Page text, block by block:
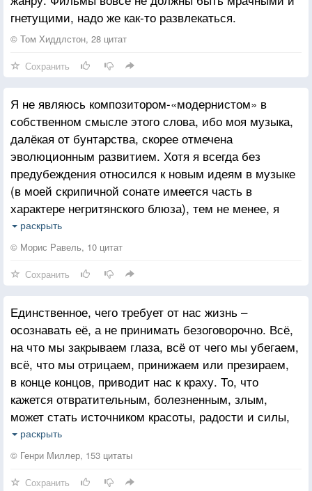
гнетущими, надо же как-то развлекаться.
© Том Хиддлстон, 28 цитат
Сохранить
Я не являюсь композитором-«модернистом» в
собственном смысле этого слова, ибо моя музыка,
далёкая от бунтарства, скорее отмечена
эволюционным развитием. Хотя я всегда без
предубеждения относился к новым идеям в музыке
(в моей скрипичной сонате имеется часть в
характере негритянского блюза), тем не менее, я
никогда не пытался опровергать установленные
законы гармонии и композиции. Наоборот, я всегда
(никогда не перестаю учиться у Моцарта!), и моя
музыка в своей основе опирается на традиции
прошлого и вырастает из них.
раскрыть
© Морис Равель, 10 цитат
Сохранить
Единственное, чего требует от нас жизнь –
осознавать её, а не принимать безоговорочно. Всё,
на что мы закрываем глаза, всё от чего мы убегаем,
всё, что мы отрицаем, принижаем или презираем,
в конце концов, приводит нас к краху. То, что
кажется отвратительным, болезненным, злым,
может стать источником красоты, радости и силы,
если взглянуть на это без предубеждения, каждая
секунда может стать прекрасной для того, кто
раскрыть
© Генри Миллер, 153 цитаты
Сохранить